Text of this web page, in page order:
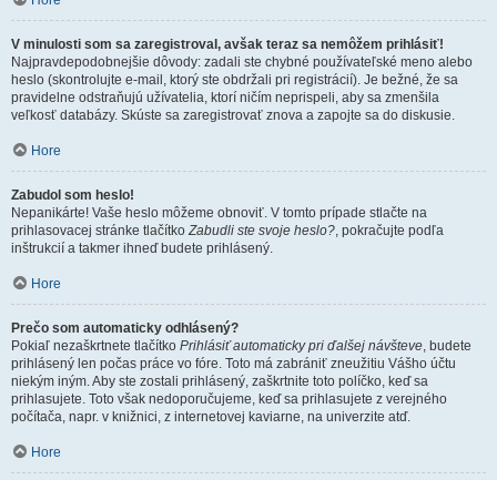
V minulosti som sa zaregistroval, avšak teraz sa nemôžem prihlásiť!
Najpravdepodobnejšie dôvody: zadali ste chybné používateľské meno alebo
heslo (skontrolujte e-mail, ktorý ste obdržali pri registrácií). Je bežné, že sa
pravidelne odstraňujú užívatelia, ktorí ničím neprispeli, aby sa zmenšila
veľkosť databázy. Skúste sa zaregistrovať znova a zapojte sa do diskusie.
Hore
Zabudol som heslo!
Nepanikárte! Vaše heslo môžeme obnoviť. V tomto prípade stlačte na
prihlasovacej stránke tlačítkoZabudli ste svoje heslo?, pokračujte podľa
inštrukcií a takmer ihneď budete prihlásený.
Hore
Prečo som automaticky odhlásený?
Pokiaľ nezaškrtnete tlačítko Prihlásiť automaticky pri ďalšej návšteve, budete
prihlásený len počas práce vo fóre. Toto má zabrániť zneužitiu Vášho účtu
niekým iným. Aby ste zostali prihlásený, zaškrtnite toto políčko, keď sa
prihlasujete. Toto však nedoporučujeme, keď sa prihlasujete z verejného
počítača, napr. v knižnici, z internetovej kaviarne, na univerzite atď.
Hore